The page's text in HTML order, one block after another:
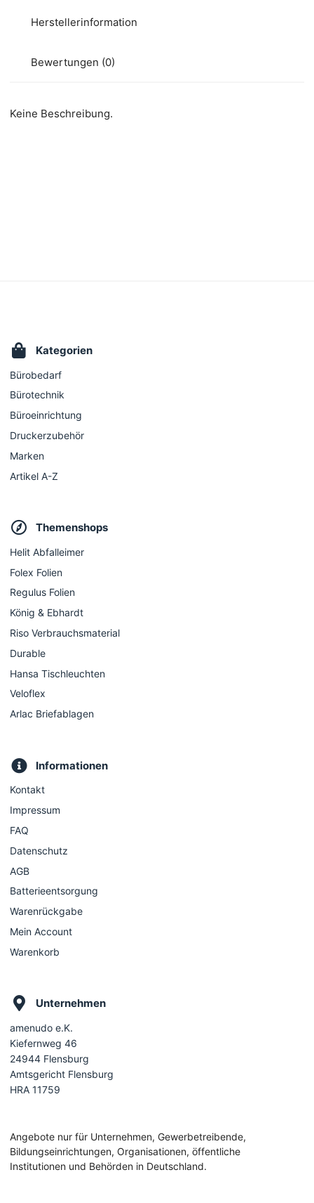
Herstellerinformation
Bewertungen (0)
Keine Beschreibung.
Kategorien
Bürobedarf
Bürotechnik
Büroeinrichtung
Druckerzubehör
Marken
Artikel A-Z
Themenshops
Helit Abfalleimer
Folex Folien
Regulus Folien
König & Ebhardt
Riso Verbrauchsmaterial
Durable
Hansa Tischleuchten
Veloflex
Arlac Briefablagen
Informationen
Kontakt
Impressum
FAQ
Datenschutz
AGB
Batterieentsorgung
Warenrückgabe
Mein Account
Warenkorb
Unternehmen
amenudo e.K.
Kiefernweg 46
24944 Flensburg
Amtsgericht Flensburg
HRA 11759
Angebote nur für Unternehmen, Gewerbetreibende,
Bildungseinrichtungen, Organisationen, öffentliche
Institutionen und Behörden in Deutschland.